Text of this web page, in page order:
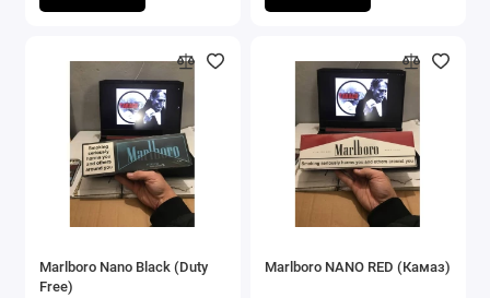
Marlboro Nano Black (Duty
Free)
Marlboro NANO RED (Камаз)